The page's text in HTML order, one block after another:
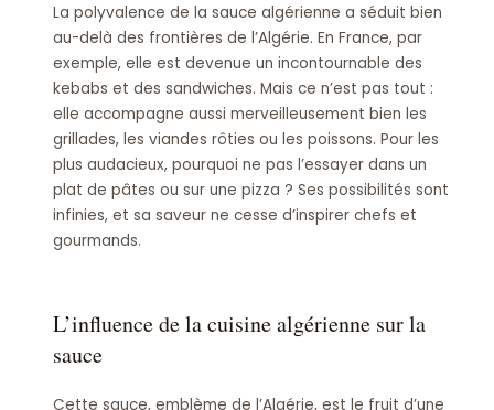
La polyvalence de la sauce algérienne a séduit bien
au-delà des frontières de l’Algérie. En France, par
exemple, elle est devenue un incontournable des
kebabs et des sandwiches. Mais ce n’est pas tout :
elle accompagne aussi merveilleusement bien les
grillades, les viandes rôties ou les poissons. Pour les
plus audacieux, pourquoi ne pas l’essayer dans un
plat de pâtes ou sur une pizza ? Ses possibilités sont
infinies, et sa saveur ne cesse d’inspirer chefs et
gourmands.
L’influence de la cuisine algérienne sur la
sauce
Cette sauce, emblème de l’Algérie, est le fruit d’une